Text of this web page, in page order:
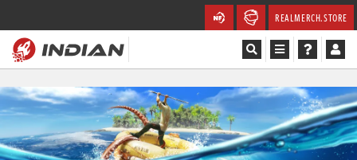
REALMERCH.STORE
Magazín
Recenze